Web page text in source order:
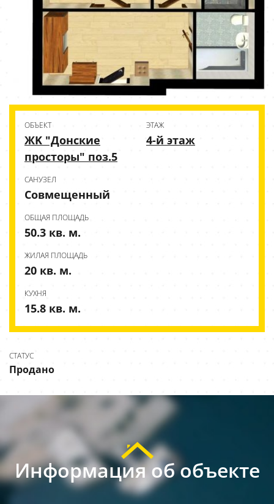
ОБЪЕКТ
ЖK "Донские
просторы" поз.5
ЭТАЖ
4-й этаж
CАНУЗЕЛ
Совмещенный
ОБЩАЯ ПЛОЩАДЬ
50.3 кв. м.
ЖИЛАЯ ПЛОЩАДЬ
20 кв. м.
КУХНЯ
15.8 кв. м.
СТАТУС
Продано
Информация об объекте